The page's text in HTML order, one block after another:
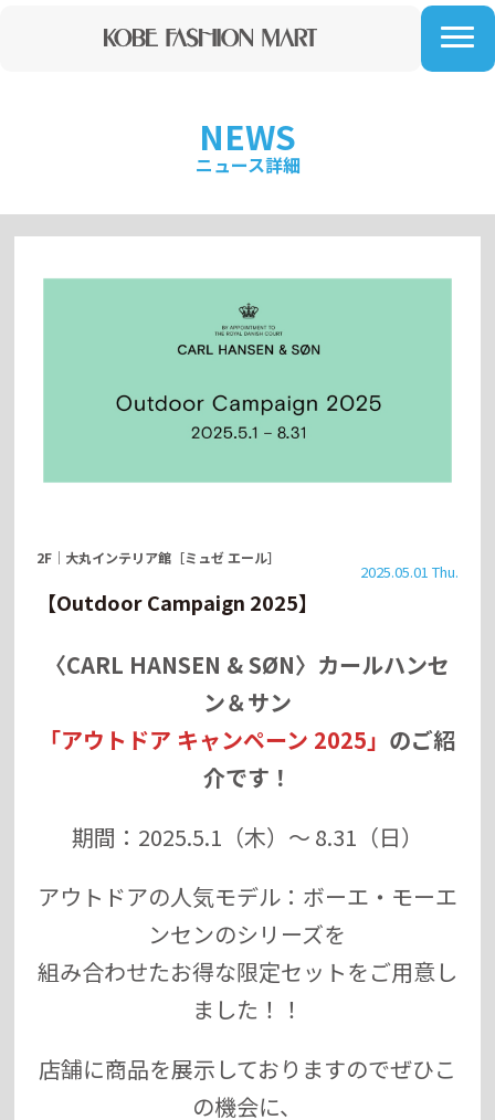
NEWS
ニュース詳細
2F ｜ 大丸インテリア館［ミュゼ エール］
2025.05.01 Thu.
【Outdoor Campaign 2025】
〈CARL HANSEN & SØN〉カールハンセ
ン＆サン
「アウトドア キャンペーン 2025」 のご紹
介です！
期間：2025.5.1（木）〜 8.31（日）
アウトドアの人気モデル：ボーエ・モーエ
ンセンのシリーズを
組み合わせたお得な限定セットをご用意し
ました！！
店舗に商品を展示しておりますのでぜひこ
の機会に、